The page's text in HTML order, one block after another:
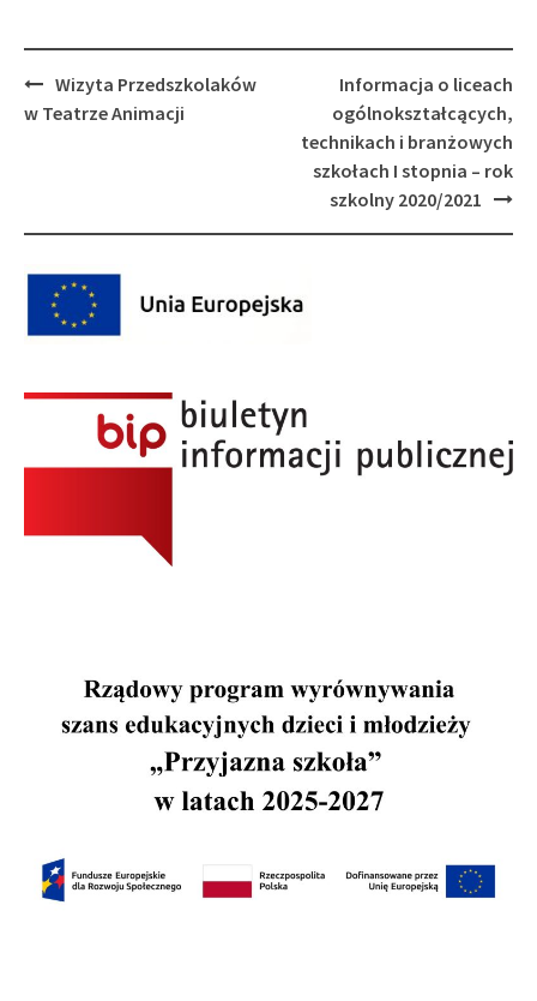
Post
navigation
Wizyta Przedszkolaków
w Teatrze Animacji
Informacja o liceach
ogólnokształcących,
technikach i branżowych
szkołach I stopnia – rok
szkolny 2020/2021